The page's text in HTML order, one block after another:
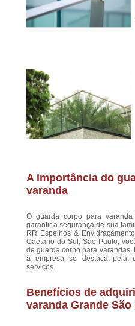
A importância do
varanda
O guarda corpo para
garantir a segurança de sua
RR Espelhos &
Caetano do Sul, São Paulo,
de guarda corpo para
a empresa se destaca pela
serviços.
Benefícios de
varanda Grande São